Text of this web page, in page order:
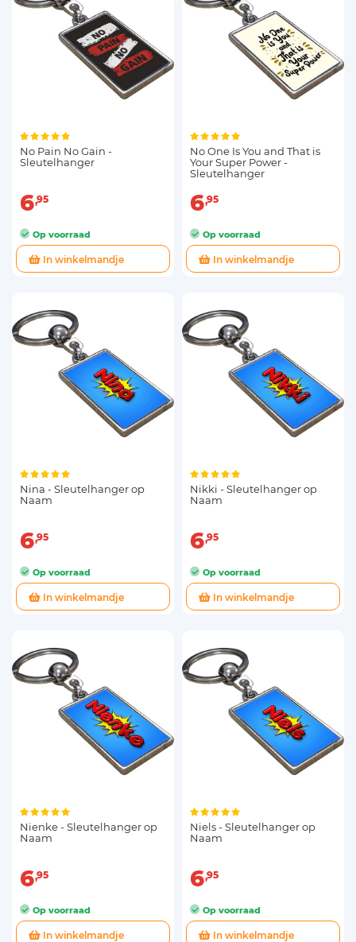
No Pain No Gain -
Sleutelhanger
6 95
Op voorraad
In winkelmandje
No One Is You and That is
Your Super Power -
Sleutelhanger
6 95
Op voorraad
In winkelmandje
Nina - Sleutelhanger op
Naam
6 95
Op voorraad
In winkelmandje
Nikki - Sleutelhanger op
Naam
6 95
Op voorraad
In winkelmandje
Nienke - Sleutelhanger op
Naam
6 95
Op voorraad
In winkelmandje
Niels - Sleutelhanger op
Naam
6 95
Op voorraad
In winkelmandje